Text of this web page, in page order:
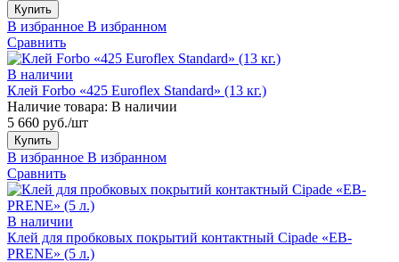
Купить
В избранное В избранном
Сравнить
В наличии
Клей Forbo «425 Euroflex Standard» (13 кг.)
Наличие товара: В наличии
5 660 руб./шт
Купить
В избранное В избранном
Сравнить
В наличии
Клей для пробковых покрытий контактный Cipade «EB-
PRENE» (5 л.)